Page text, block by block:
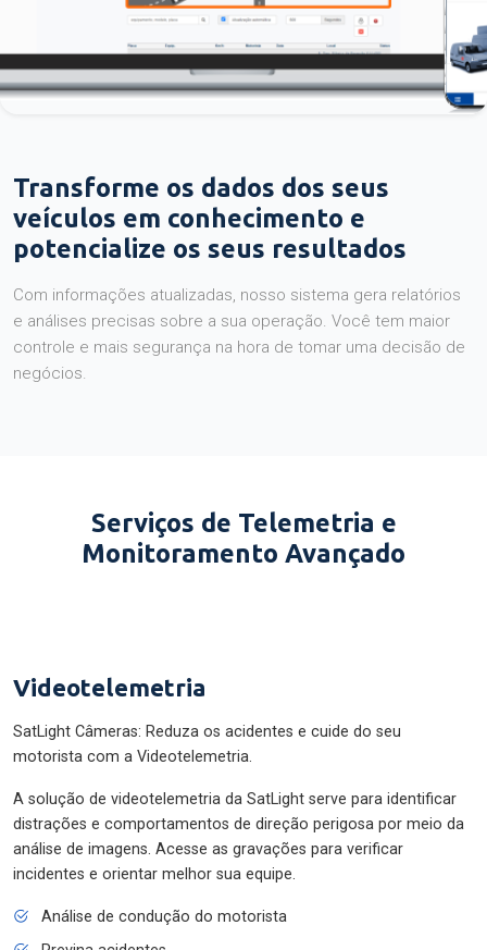
Transforme os dados dos seus
veículos em conhecimento e
potencialize os seus resultados
Com informações atualizadas, nosso sistema gera relatórios
e análises precisas sobre a sua operação. Você tem maior
controle e mais segurança na hora de tomar uma decisão de
negócios.
Serviços de Telemetria e
Monitoramento Avançado
Videotelemetria
SatLight Câmeras: Reduza os acidentes e cuide do seu
motorista com a Videotelemetria.
A solução de videotelemetria da SatLight serve para identificar
distrações e comportamentos de direção perigosa por meio da
análise de imagens. Acesse as gravações para verificar
incidentes e orientar melhor sua equipe.
Análise de condução do motorista